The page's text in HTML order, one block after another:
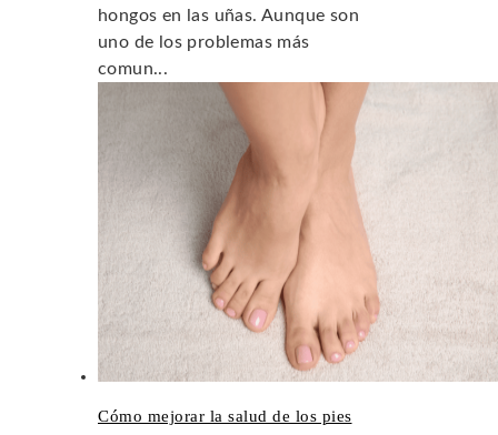
hongos en las uñas. Aunque son
uno de los problemas más
comun...
Cómo mejorar la salud de los pies